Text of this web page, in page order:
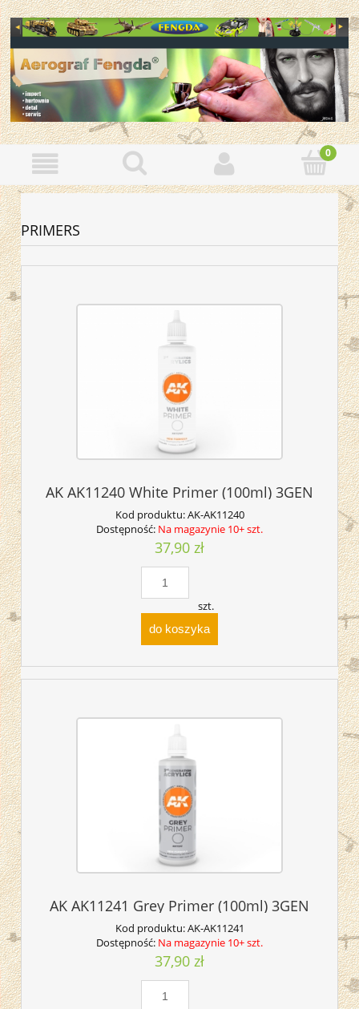
PRIMERS
AK AK11240 White Primer (100ml) 3GEN
Kod produktu:AK-AK11240
Dostępność: Na magazynie 10+ szt.
37,90 zł
szt.
do koszyka
AK AK11241 Grey Primer (100ml) 3GEN
Kod produktu:AK-AK11241
Dostępność: Na magazynie 10+ szt.
37,90 zł